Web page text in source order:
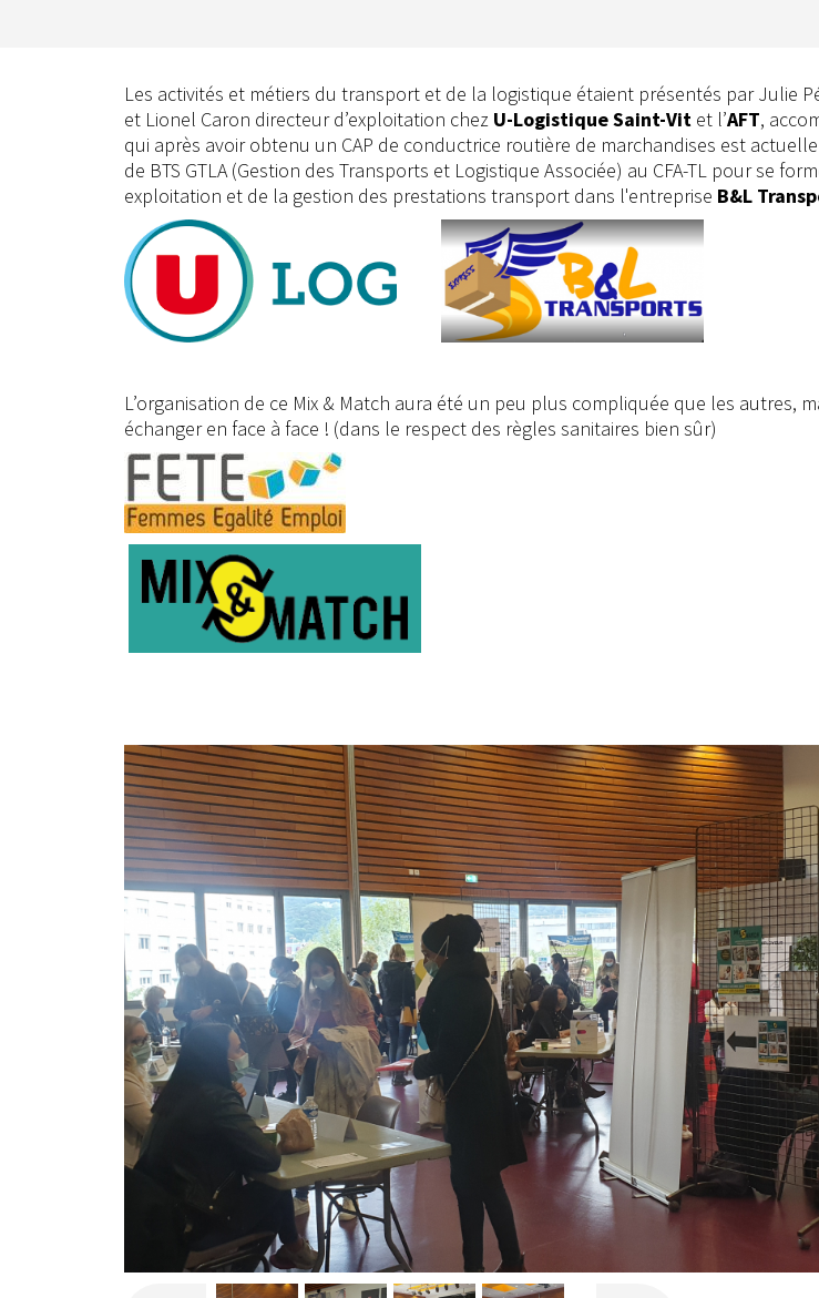
Les activités et métiers du transport et de la logistique étaient présentés par Julie
et Lionel Caron directeur d’exploitation chez U-LogistiqueSaint-Vit et l’AFT,
qui après avoir obtenu un CAP de conductrice routière de marchandises est
de BTS GTLA (Gestion des Transports et Logistique Associée) au CFA-TL pour se
exploitation et de la gestion des prestations transport dans l'entreprise B&L
L’organisation de ce Mix & Match aura été un peu plus compliquée que les autres,
échanger en face à face ! (dans le respect des règles sanitaires bien sûr)